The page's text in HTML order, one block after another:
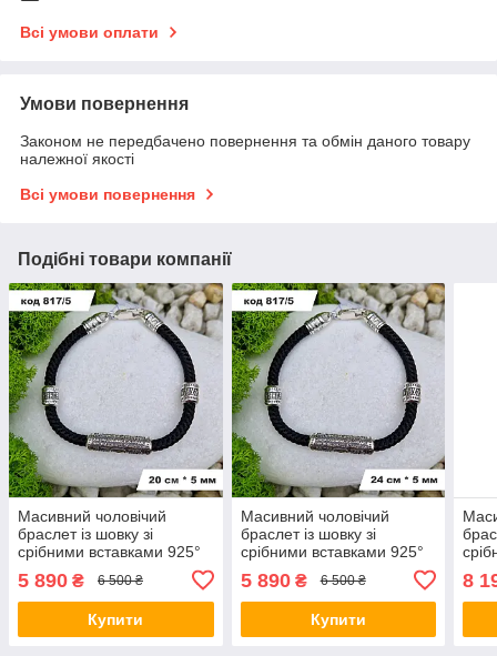
Всі умови оплати
Умови повернення
Законом не передбачено повернення та обмін даного товару
належної якості
Всі умови повернення
Подібні товари компанії
Масивний чоловічий
браслет із шовку зі
срібними вставками 925°
5 890 ₴ 6 500 ₴
Купити
Масивний чоловічий
браслет із шовку зі
срібними вставками 925°
5 890₴ 6 500 ₴
Купити
8